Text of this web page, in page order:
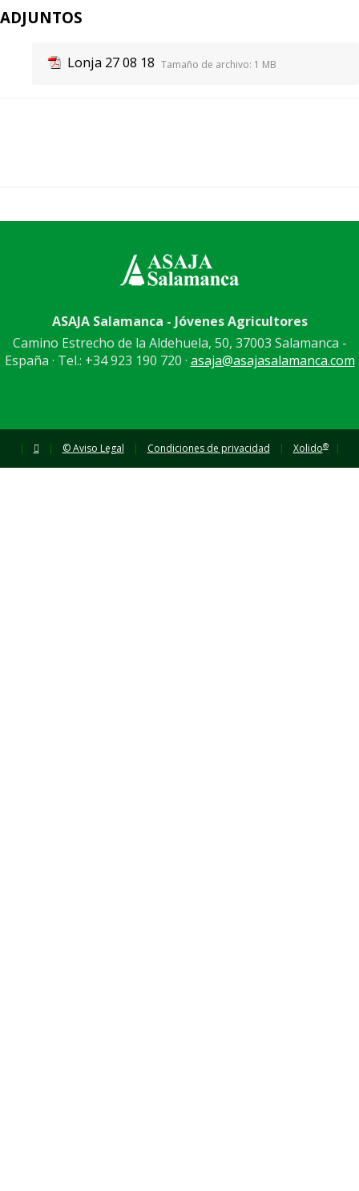
ADJUNTOS
Lonja 27 08 18 Tamaño de archivo: 1 MB
ASAJA Salamanca - Jóvenes Agricultores
Camino Estrecho de la Aldehuela, 50, 37003 Salamanca -
España · Tel.: +34 923 190 720 · asaja@asajasalamanca.com
| | © Aviso Legal | Condiciones de privacidad | Xolido® |